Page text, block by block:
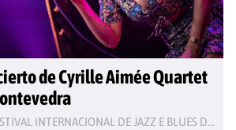
de Cyrille Aimée Quartet
32º FESTIVAL INTERNACIONAL DE JAZZ E BLUES DE PONTEVEDRA